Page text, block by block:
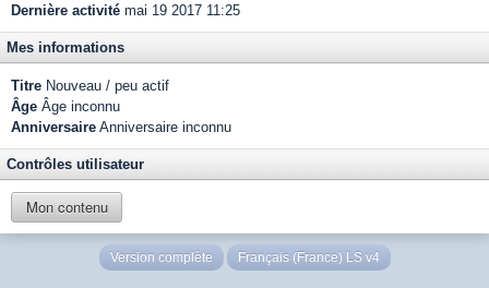
Dernière activité mai 19 2017 11:25
Mes informations
Titre Nouveau / peu actif
Âge Âge inconnu
Anniversaire Anniversaire inconnu
Contrôles utilisateur
Mon contenu
Version complète Français (France) LS v4